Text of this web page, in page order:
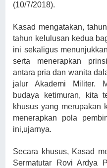
(10/7/2018).
Kasad mengatakan,
tahun kelulusan kedua
ini sekaligus
serta menerapkan
antara pria dan wanita
jalur Akademi Militer.
budaya ketimuran, kita
khusus yang merupakan
menerapkan pola
ini,ujarnya.
Secara khusus, Kasad
Sermatutar Rovi Ardya